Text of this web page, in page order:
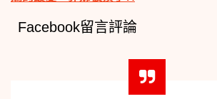
Facebook留言評論